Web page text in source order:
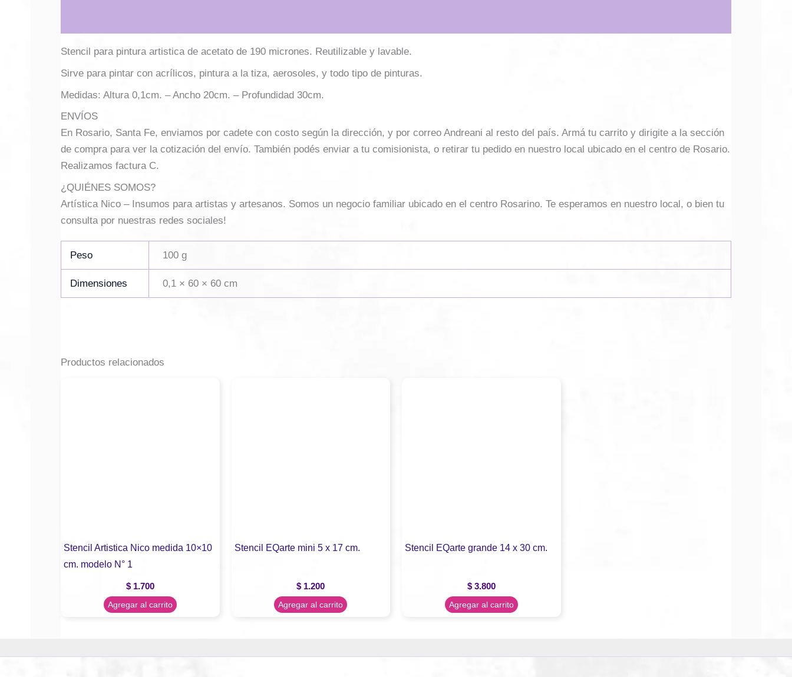
Stencil para pintura artistica de acetato de 190 micrones. Reutilizable y lavable.
Sirve para pintar con acrílicos, pintura a la tiza, aerosoles, y todo tipo de pinturas.
Medidas: Altura 0,1cm. – Ancho 20cm. – Profundidad 30cm.
ENVÍOS
En Rosario, Santa Fe, enviamos por cadete con costo según la dirección, y por correo Andreani al resto del país. Armá tu carrito y dirigite a la sección
de compra para ver la cotización del envío. También podés enviar a tu comisionista, o retirar tu pedido en nuestro local ubicado en el centro de Rosario.
Realizamos factura C.
¿QUIÉNES SOMOS?
Artística Nico – Insumos para artistas y artesanos. Somos un negocio familiar ubicado en el centro Rosarino. Te esperamos en nuestro local, o bien tu
consulta por nuestras redes sociales!
Peso 100 g
Dimensiones 0,1 × 60 × 60 cm
Productos relacionados
Stencil Artistica Nico medida 10×10
cm. modelo N° 1
$1.700
Agregar al carrito
Stencil EQarte mini 5 x 17 cm.
$ 1.200
Agregar al carrito
Stencil EQarte grande 14 x 30 cm.
$3.800
Agregar al carrito